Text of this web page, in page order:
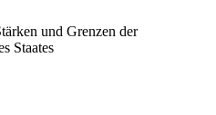
und Grenzen der
Staates